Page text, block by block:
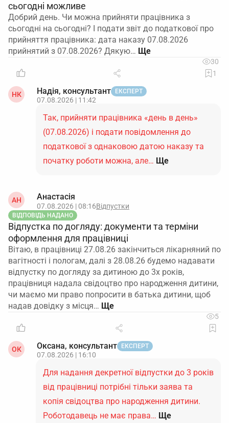
сьогодні можливе
Добрий день. Чи можна прийняти працівника з
сьогодні на сьогодні? І подати звіт до податкової про
прийняття працівника: дата наказу 07.08.2026
прийнятий з 07.08.2026? Дякую…
30
1
НК Надія, консультант ЕКСПЕРТ
07.08.2026 | 11:42
Так, прийняти працівника «день в день»
(07.08.2026) і подати повідомлення до
податкової з однаковою датою наказу та
початку роботи можна, але… Ще
АН Анастасія
07.08.2026 | 08:16Відпустки
ВІДПОВІДЬ НАДАНО
Відпустка по догляду: документи та терміни
оформлення для працівниці
Вітаю, в працівниці 27.08.26 закінчиться лікарняний по
вагітності і пологам, далі з 28.08.26 будемо надавати
відпустку по догляду за дитиною до 3х років,
працівниця надала свідоцтво про народження дитини,
чи маємо ми право попросити в батька дитини, щоб
надав довідку з місця…
5
ОК Оксана, консультант ЕКСПЕРТ
07.08.2026 | 16:10
Для надання декретної відпустки до 3 років
від працівниці потрібні тільки заява та
копія свідоцтва про народження дитини.
Роботодавець не має права… Ще